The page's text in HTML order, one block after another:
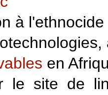
à l'ethnocide
en
le site de